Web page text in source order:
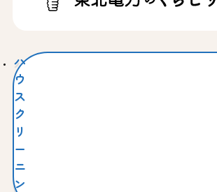
ハ
ウ
ス
ク
リ
ー
ニ
ン